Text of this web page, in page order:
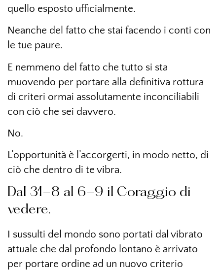
quello esposto ufficialmente.
Neanche del fatto che stai facendo i conti con
le tue paure.
E nemmeno del fatto che tutto si sta
muovendo per portare alla definitiva rottura
di criteri ormai assolutamente inconciliabili
con ciò che sei davvero.
No.
L’opportunità è l’accorgerti, in modo netto, di
ciò che dentro di te vibra.
Dal 31-8 al 6-9 il Coraggio di
vedere.
I sussulti del mondo sono portati dal vibrato
attuale che dal profondo lontano è arrivato
per portare ordine ad un nuovo criterio